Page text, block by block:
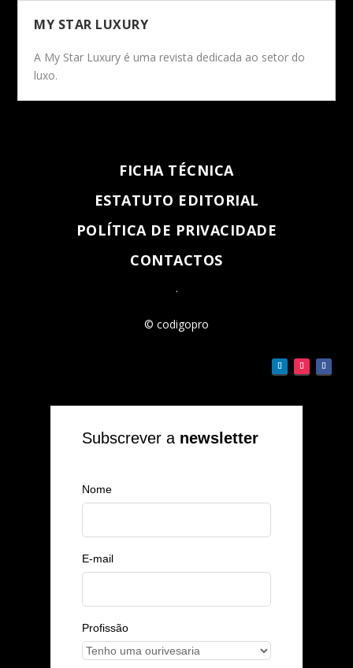
MY STAR LUXURY
A My Star Luxury é uma revista dedicada ao setor do
luxo.
FICHA TÉCNICA
ESTATUTO EDITORIAL
POLÍTICA DE PRIVACIDADE
CONTACTOS
.
© codigopro
Subscrever a newsletter
Nome
E-mail
Profissão